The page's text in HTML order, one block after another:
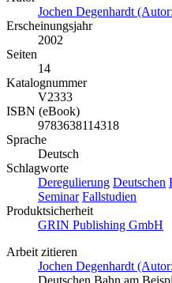
Jochen Degenhardt
Erscheinungsjahr
2002
Seiten
14
Katalognummer
V2333
ISBN (eBook)
9783638114318
Sprache
Deutsch
Schlagworte
Deregulierung Deutschen
Seminar Fallstudien
Produktsicherheit
GRIN Publishing GmbH
Arbeit zitieren
Jochen Degenhardt